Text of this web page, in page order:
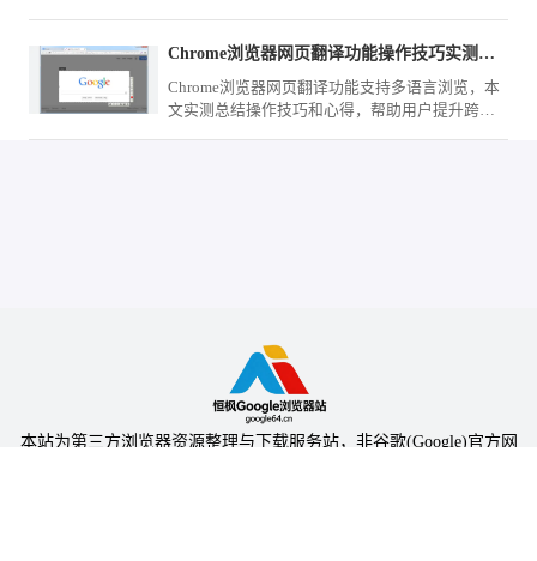
Chrome浏览器网页翻译功能操作技巧实测心得总结
Chrome浏览器网页翻译功能支持多语言浏览，本
文实测总结操作技巧和心得，帮助用户提升跨语
本站为第三方浏览器资源整理与下载服务站，非谷歌(Google)官方网